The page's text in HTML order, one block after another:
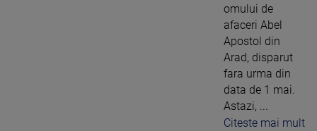
omului de
afaceri Abel
Apostol din
Arad, disparut
fara urma din
data de 1 mai.
Astazi, ...
Citeste mai mult